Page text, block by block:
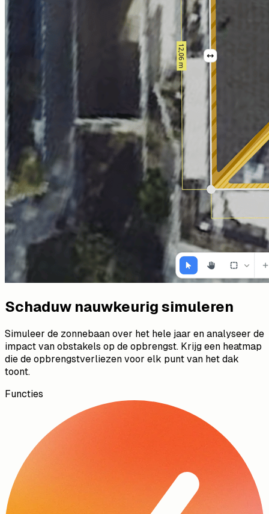
Schaduw nauwkeurig simuleren
Simuleer de zonnebaan over het hele jaar en analyseer de
impact van obstakels op de opbrengst. Krijg een heatmap
die de opbrengstverliezen voor elk punt van het dak
toont.
Functies